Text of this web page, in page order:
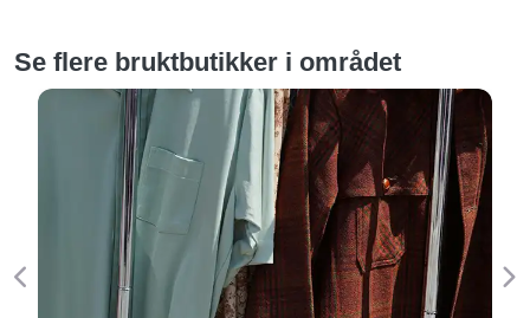
Se flere bruktbutikker i området
Forige